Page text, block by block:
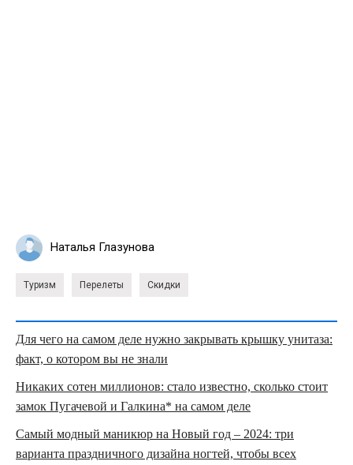
Наталья Глазунова
Туризм Перелеты Скидки
Для чего на самом деле нужно закрывать крышку унитаза:
факт, о котором вы не знали
Никаких сотен миллионов: стало известно, сколько стоит
замок Пугачевой и Галкина* на самом деле
Самый модный маникюр на Новый год – 2024: три
варианта праздничного дизайна ногтей, чтобы всех